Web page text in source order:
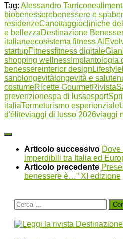
Tag: Alessandro Tarricone
biobenesserebenessere e spa
residenzeCanottaggiocliniche
e bellezzaDestinazione
italianeecosistema fitness AI
startupFitnessfitness digitale
shopping wellness Implantologia
benessereinterior design Lifestyle
sano longevità longevità e salute
costumeRicette GourmetRivista
prevenzionespa di lussosport
italiaTermeturismo esperienziale
d'éliteviaggi di lusso 2026viaggi
Articolo successivo
imperdibili tra Italia ed
Articolo precedente
benessere è…” XI edizione
Ricerca
per: